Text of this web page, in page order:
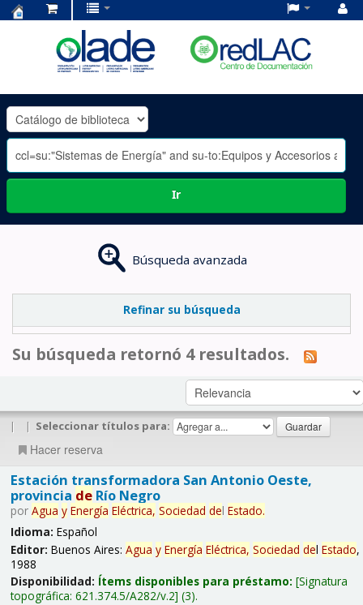
OLADE
-
Ir
Búsqueda avanzada
Refinar su búsqueda
Su búsqueda retornó 4 resultados.
| | Seleccionar títulos para:
Hacer reserva
Estación transformadora San Antonio Oeste,
provincia deRío Negro
por Agua y Energía Eléctrica, Sociedad del Estado.
Idioma: Español
Editor: Buenos Aires: Agua y Energía Eléctrica, Sociedad del Estado,
1988
Disponibilidad: Ítems disponibles para préstamo: Signatura
topográfica: 621.374.5/A282/v.2 (3).